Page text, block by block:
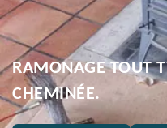
RAMONAGE TOUT
CHEMINÉE.